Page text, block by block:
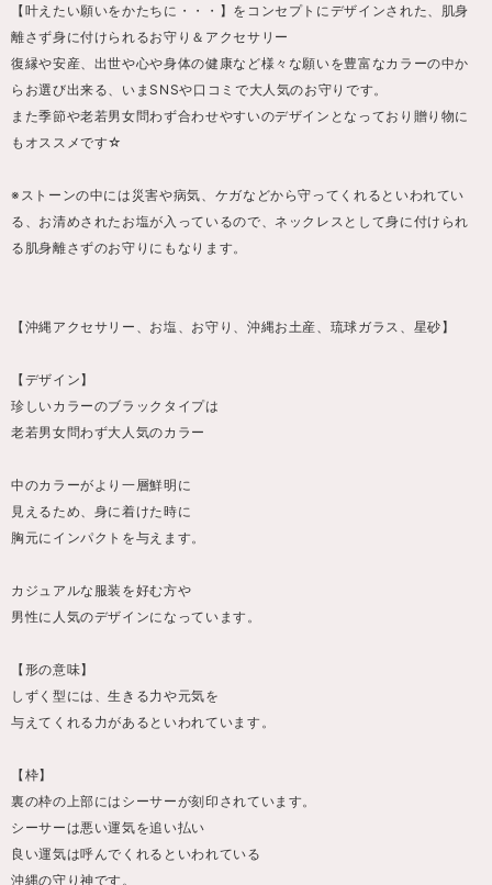
【叶えたい願いをかたちに・・・】をコンセプトにデザインされた、肌身
離さず身に付けられるお守り＆アクセサリー
復縁や安産、出世や心や身体の健康など様々な願いを豊富なカラーの中か
らお選び出来る、いまSNSや口コミで大人気のお守りです。
また季節や老若男女問わず合わせやすいのデザインとなっており贈り物に
もオススメです☆
※ストーンの中には災害や病気、ケガなどから守ってくれるといわれてい
る、お清めされたお塩が入っているので、ネックレスとして身に付けられ
る肌身離さずのお守りにもなります。
【沖縄アクセサリー、お塩、お守り、沖縄お土産、琉球ガラス、星砂】
【デザイン】
珍しいカラーのブラックタイプは
老若男女問わず大人気のカラー
中のカラーがより一層鮮明に
見えるため、身に着けた時に
胸元にインパクトを与えます。
カジュアルな服装を好む方や
男性に人気のデザインになっています。
【形の意味】
しずく型には、生きる力や元気を
与えてくれる力があるといわれています。
【枠】
裏の枠の上部にはシーサーが刻印されています。
シーサーは悪い運気を追い払い
良い運気は呼んでくれるといわれている
沖縄の守り神です。